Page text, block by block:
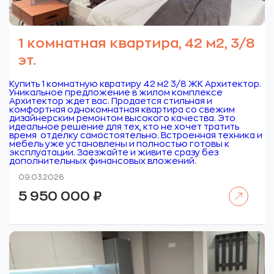
1 комнатная квартира, 42 м2, 3/8
эт.
Купить 1 комнатную квратиру 42 м2 3/8 ЖК Архитектор.
Уникальное предложение в жилом комплексе
Архитектор ждет вас. Продается стильная и
комфортная однокомнатная квартира со свежим
дизайнерским ремонтом высокого качества. Это
идеальное решение для тех, кто не хочет тратить
время отделку самостоятельно. Встроенная техника и
мебель уже установлены и полностью готовы к
эксплуатации. Заезжайте и живите сразу без
дополнительных финансовых вложений.
09.03.2026
5 950 000 ₽